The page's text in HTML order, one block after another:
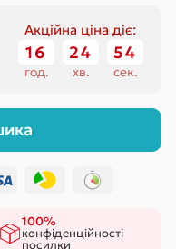
Акційна ціна діє:
16
год.
24
хв.
53
сек.
100%
конфіденційності
посилки